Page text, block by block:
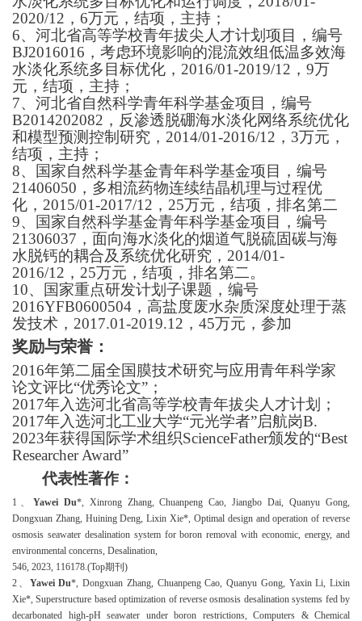
2020/12，6万元，结项，主持；
6、河北省高等学校青年拔尖人才计划项目，编号
BJ2016016，考虑环境影响的混流效组低温多效海
水淡化系统多目标优化，2016/01-2019/12，9万
元，结项，主持；
7、河北省自然科学青年科学基金项目，编号
B2014202082，反渗透脱硼海水淡化网络系统优化
和模型预测控制研究，2014/01-2016/12，3万元，
结项，主持；
8、国家自然科学基金青年科学基金项目，编号
21406050，多相流药物连续结晶机理与过程优
化，2015/01-2017/12，25万元，结项，排名第二
9、国家自然科学基金青年科学基金项目，编号
21306037，面向海水淡化的烟道气脱硫固碳与海
水脱钙的耦合及系统优化研究，2014/01-
2016/12，25万元，结项，排名第二。
10、国家重点研发计划子课题，编号
2016YFB0600504，高盐度废水杂质深度处理于蒸
发技术，2017.01-2019.12，45万元，参加
奖励与荣誉：
2016年第二届全国膜技术研究与应用青年科学家
论文评比“优秀论文”；
2017年入选河北省高等学校青年拔尖人才计划；
2017年入选河北工业大学“元光学者”启航岗B.
2023年获得国际学术组织ScienceFather颁发的“Best
Researcher Award”
代表性著作：
1、 Yawei Du*, Xinrong Zhang, Chuanpeng Cao, Jiangbo Dai, Quanyu Gong,
Dongxuan Zhang, Huining Deng, Lixin Xie*, Optimal design and operation of reverse
osmosis seawater desalination system for boron removal with economic, energy, and
environmental concerns, Desalination,
546, 2023, 116178.(Top期刊)
2、 Yawei Du*, Dongxuan Zhang, Chuanpeng Cao, Quanyu Gong, Yaxin Li, Lixin
Xie*, Superstructure based optimization of reverse osmosis desalination systems fed by
decarbonated high-pH seawater under boron restrictions, Computers & Chemical